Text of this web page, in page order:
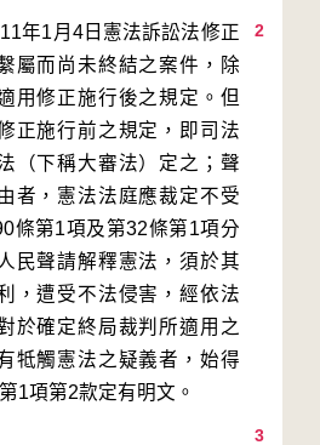
2
年1月4日憲法訴訟法修正
屬而尚未終結之案件，除
用修正施行後之規定。但
正施行前之規定，即司法
（下稱大審法）定之；聲
者，憲法法庭應裁定不受
條第1項及第32條第1項分
民聲請解釋憲法，須於其
，遭受不法侵害，經依法
於確定終局裁判所適用之
牴觸憲法之疑義者，始得
3